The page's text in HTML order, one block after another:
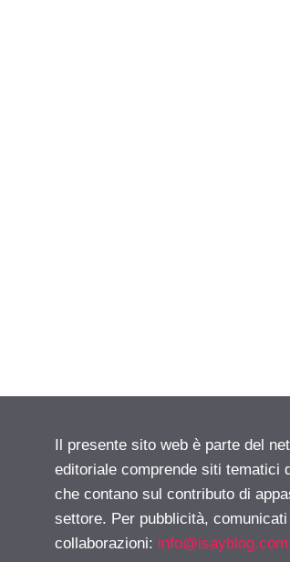
Il presente sito web è parte del
editoriale comprende siti tematici
che contano sul contributo di
settore. Per pubblicità, comunicati
collaborazioni: info@isayblog.com